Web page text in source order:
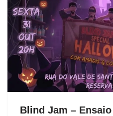
Blind Jam –